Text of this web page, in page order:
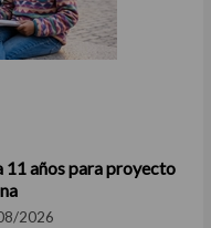
11 años para proyecto
2026